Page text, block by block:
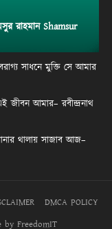
রাহমান Shamsur
সাধনে মুক্তি সে আমার
আমার– রবীন্দ্রনাথ
থালায় সাজাব আজ–
DMCA POLICY
by FreedomIT